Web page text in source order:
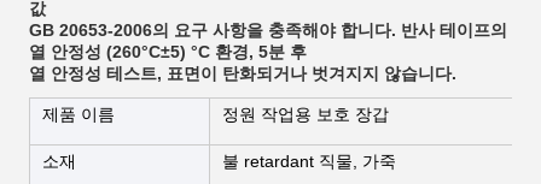
값
GB 20653-2006의 요구 사항을 충족해야 합니다. 반사 테이프의
열 안정성 (260°C±5) °C 환경, 5분 후
열 안정성 테스트, 표면이 탄화되거나 벗겨지지 않습니다.
제품 이름 정원 작업용 보호 장갑
소재 불 retardant 직물, 가죽